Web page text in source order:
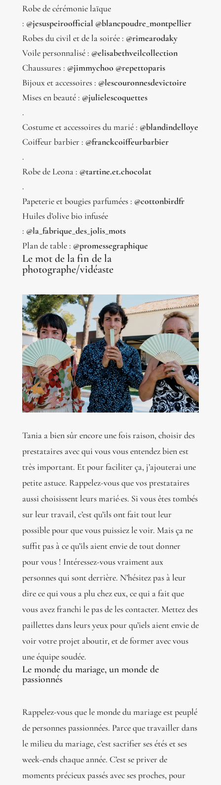
Robe de cérémonie laïque
: @jesuspeiroofficial @blancpoudre_montpellier
Robes du civil et de la soirée : @rimearodaky
Voile personnalisé : @elisabethveilcollection
Chaussures : @jimmychoo @repettoparis
Bijoux et accessoires : @lescouronnesdevictoire
Mises en beauté : @julielescoquettes
.
Costume et accessoires du marié : @blandindelloye
Coiffeur barbier : @franckcoiffeurbarbier
.
Robe de Leona : @tartine.et.chocolat
.
Papeterie et bougies parfumées : @cottonbirdfr
Huiles d’olive bio infusée
: @la_fabrique_des_jolis_mots
Plan de table : @promessegraphique
Le mot de la fin de la
photographe/vidéaste
Tania a bien sûr encore une fois raison, choisir des
prestataires avec qui vous vous entendez bien est
très important. Et pour faciliter ça, j’ajouterai une
petite astuce. Rappelez-vous que vos prestataires
aussi choisissent leurs marié·es. Si vous êtes tombés
sur leur travail, c’est qu’ils ont fait tout leur
possible pour que vous puissiez le voir. Mais ça ne
suffit pas à ce qu’ils aient envie de tout donner
pour vous ! Intéressez-vous vraiment aux
personnes qui sont derrière. N’hésitez pas à leur
dire ce qui vous a plu chez eux, ce qui a fait que
vous avez franchi le pas de les contacter. Mettez des
paillettes dans leurs yeux pour qu’iels aient envie de
voir votre projet aboutir, et de former avec vous
une équipe soudée.
Le monde du mariage, un monde de
passionnés
Rappelez-vous que le monde du mariage est peuplé
de personnes passionnées. Parce que travailler dans
le milieu du mariage, c’est sacrifier ses étés et ses
week-ends chaque année. C’est se priver de
moments précieux passés avec ses proches, pour